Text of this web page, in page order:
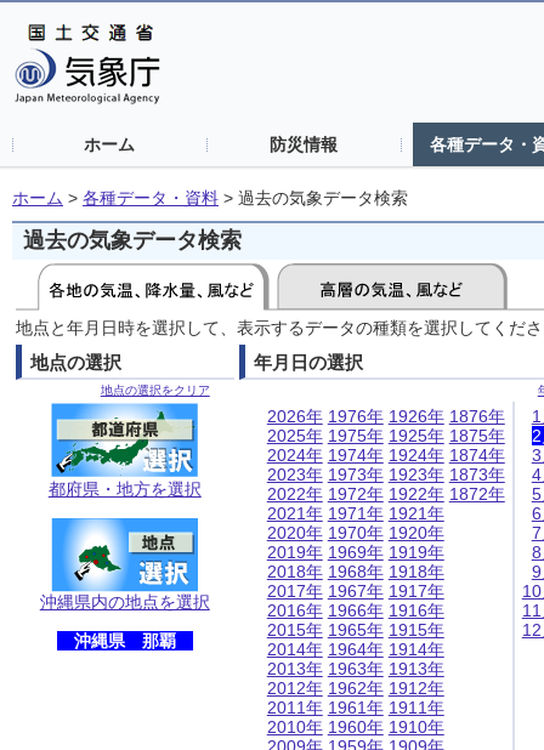
ホーム 防災情報 各種データ・
ホーム > 各種データ・資料 > 過去の気象データ検索
過去の気象データ検索
地点と年月日時を選択して、表示するデータの種類を選択してくだ
地点の選択
地点の選択をクリア
都府県・地方を選択
沖縄県内の地点を選択
沖縄県 那覇
年月日の選択
2026年
2025年
2024年
2023年
2022年
2021年
2020年
2019年
2018年
2017年
2016年
2015年
2014年
2013年
2012年
2011年
2010年
1976年
1975年
1974年
1973年
1972年
1971年
1970年
1969年
1968年
1967年
1966年
1965年
1964年
1963年
1962年
1961年
1960年
1926年
1925年
1924年
1923年
1922年
1921年
1920年
1919年
1918年
1917年
1916年
1915年
1914年
1913年
1912年
1911年
1910年
1876年
1875年
1874年
1873年
1872年